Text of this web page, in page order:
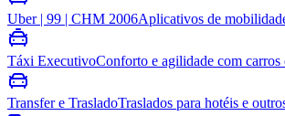
Uber | 99 | CHM 2006Aplicativos de
Táxi ExecutivoConforto e agilidade com carros
Transfer e TrasladoTraslados para hotéis e